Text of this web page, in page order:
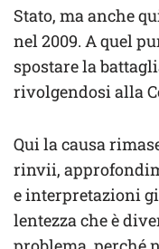
Stato, ma anche
nel 2009. A quel
spostare la
rivolgendosi alla
Qui la causa
rinvii,
e interpretazioni
lentezza che è